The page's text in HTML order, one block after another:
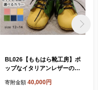
BL026【ももはら靴工房】ポ
ップなイタリアンレザーのベ
ベージュ）
寄附金額 40,000円